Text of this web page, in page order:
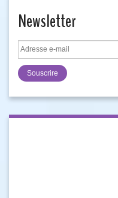
Newsletter
Adresse
e-
mail